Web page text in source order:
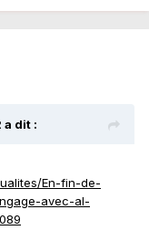
a dit :
En-fin-de-
avec-al-